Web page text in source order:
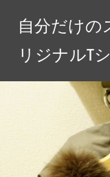
自分だけの
リジナルT